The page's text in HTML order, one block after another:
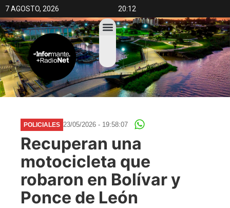
7 AGOSTO, 2026 20:12
POLICIALES 23/05/2026 - 19:58:07
Recuperan una
motocicleta que
robaron en Bolívar y
Ponce de León